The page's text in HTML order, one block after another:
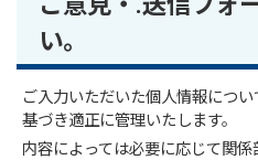
い。
ご入力いただいた個人情報につ
基づき適正に管理いたします。
内容によっては必要に応じて関